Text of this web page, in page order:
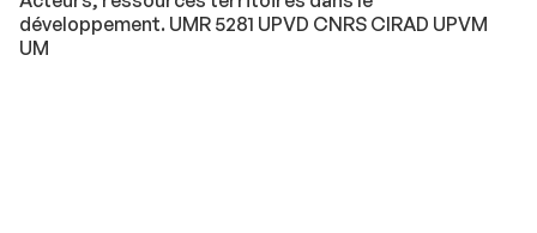
développement. UMR 5281 UPVD CNRS CIRAD UPVM
UM